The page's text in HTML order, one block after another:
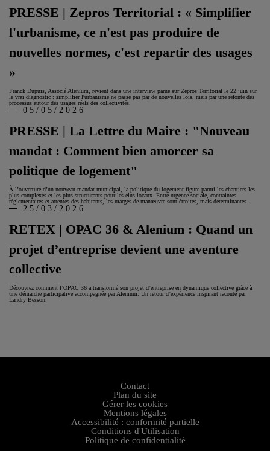
PRESSE | Zepros Territorial : « Simplifier
l'urbanisme, ce n'est pas produire de
nouvelles normes, c'est repartir des usages
»
Franck Dupuis, Associé Alenium, revient dans une interview parue sur Zepros Territorial le 22 juin sur
le vrai diagnostic : simplifier l'urbanisme ne passe pas par de nouvelles lois, mais par une refonte des
processus autour des usages réels des collectivités.
PRESSE | La Lettre du Maire : "Nouveau
mandat : Comment bien amorcer sa
politique de logement"
05/05/2026
À l’ouverture d’un nouveau mandat municipal, la politique du logement figure parmi les chantiers les
plus complexes et les plus structurants pour les élus locaux. Entre urgence sociale, contraintes
réglementaires et attentes des habitants, les marges de manœuvre sont étroites, mais déterminantes.
RETEX | OPAC 36 & Alenium : Quand un
projet d’entreprise devient une aventure
collective
25/03/2026
Découvrez comment l’OPAC 36 a transformé son projet d’entreprise en dynamique collective grâce à
une démarche participative accompagnée par Alenium. Un retour d’expérience inspirant raconté par
Landry Besson.
Contact
Plan du site
Gérer les cookies
Mentions légales
Accessibilité : conformité partielle
Conditions d'Utilisation
Politique de confidentialité